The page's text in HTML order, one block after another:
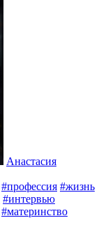
Анастасия
#профессия #жизнь
#интервью
#материнство